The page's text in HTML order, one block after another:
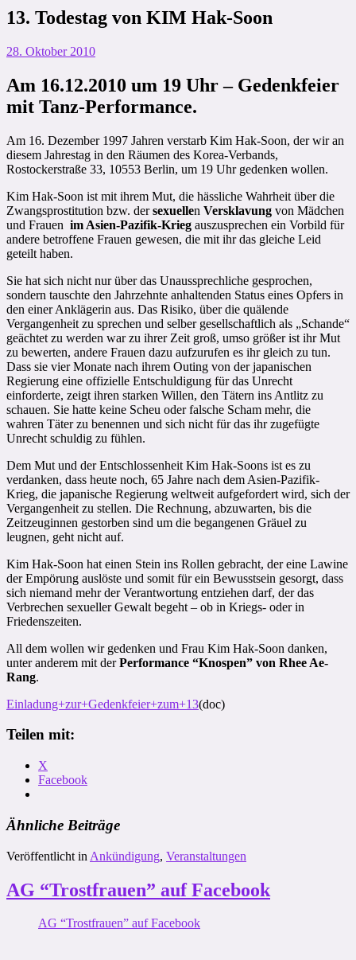
13. Todestag von KIM Hak-Soon
28. Oktober 2010
Am 16.12.2010 um 19 Uhr – Gedenkfeier
mit Tanz-Performance.
Am 16. Dezember 1997 Jahren verstarb Kim Hak-Soon, der wir an
diesem Jahrestag in den Räumen des Korea-Verbands,
Rostockerstraße 33, 10553 Berlin, um 19 Uhr gedenken wollen.
Kim Hak-Soon ist mit ihrem Mut, die hässliche Wahrheit über die
Zwangsprostitution bzw. dersexuellen Versklavung von Mädchen
und Frauen im Asien-Pazifik-Krieg auszusprechen ein Vorbild für
andere betroffene Frauen gewesen, die mit ihr das gleiche Leid
geteilt haben.
Sie hat sich nicht nur über das Unaussprechliche gesprochen,
sondern tauschte den Jahrzehnte anhaltenden Status eines Opfers in
den einer Anklägerin aus. Das Risiko, über die quälende
Vergangenheit zu sprechen und selber gesellschaftlich als „Schande“
geächtet zu werden war zu ihrer Zeit groß, umso größer ist ihr Mut
zu bewerten, andere Frauen dazu aufzurufen es ihr gleich zu tun.
Dass sie vier Monate nach ihrem Outing von der japanischen
Regierung eine offizielle Entschuldigung für das Unrecht
einforderte, zeigt ihren starken Willen, den Tätern ins Antlitz zu
schauen. Sie hatte keine Scheu oder falsche Scham mehr, die
wahren Täter zu benennen und sich nicht für das ihr zugefügte
Unrecht schuldig zu fühlen.
Dem Mut und der Entschlossenheit Kim Hak-Soons ist es zu
verdanken, dass heute noch, 65 Jahre nach dem Asien-Pazifik-
Krieg, die japanische Regierung weltweit aufgefordert wird, sich der
Vergangenheit zu stellen. Die Rechnung, abzuwarten, bis die
Zeitzeuginnen gestorben sind um die begangenen Gräuel zu
leugnen, geht nicht auf.
Kim Hak-Soon hat einen Stein ins Rollen gebracht, der eine Lawine
der Empörung auslöste und somit für ein Bewusstsein gesorgt, dass
sich niemand mehr der Verantwortung entziehen darf, der das
Verbrechen sexueller Gewalt begeht – ob in Kriegs- oder in
Friedenszeiten.
All dem wollen wir gedenken und Frau Kim Hak-Soon danken,
unter anderem mit derPerformance “Knospen” von Rhee Ae-
Rang.
Einladung+zur+Gedenkfeier+zum+13(doc)
Teilen mit:
X
Facebook
Ähnliche Beiträge
Veröffentlicht in Ankündigung, Veranstaltungen
AG “Trostfrauen” auf Facebook
AG “Trostfrauen” auf Facebook